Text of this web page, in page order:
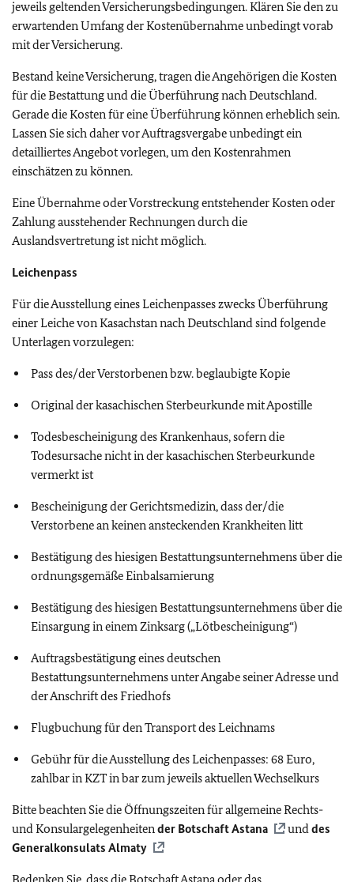
jeweils geltenden Versicherungsbedingungen. Klären Sie den zu
erwartenden Umfang der Kostenübernahme unbedingt vorab
mit der Versicherung.
Bestand keine Versicherung, tragen die Angehörigen die Kosten
für die Bestattung und die Überführung nach Deutschland.
Gerade die Kosten für eine Überführung können erheblich sein.
Lassen Sie sich daher vor Auftragsvergabe unbedingt ein
detailliertes Angebot vorlegen, um den Kostenrahmen
einschätzen zu können.
Eine Übernahme oder Vorstreckung entstehender Kosten oder
Zahlung ausstehender Rechnungen durch die
Auslandsvertretung ist nicht möglich.
Leichenpass
Für die Ausstellung eines Leichenpasses zwecks Überführung
einer Leiche von Kasachstan nach Deutschland sind folgende
Unterlagen vorzulegen:
Pass des/der Verstorbenen bzw. beglaubigte Kopie
Original der kasachischen Sterbeurkunde mit Apostille
Todesbescheinigung des Krankenhaus, sofern die
Todesursache nicht in der kasachischen Sterbeurkunde
vermerkt ist
Bescheinigung der Gerichtsmedizin, dass der/die
Verstorbene an keinen ansteckenden Krankheiten litt
Bestätigung des hiesigen Bestattungsunternehmens über die
ordnungsgemäße Einbalsamierung
Bestätigung des hiesigen Bestattungsunternehmens über die
Einsargung in einem Zinksarg („Lötbescheinigung“)
Auftragsbestätigung eines deutschen
Bestattungsunternehmens unter Angabe seiner Adresse und
der Anschrift des Friedhofs
Flugbuchung für den Transport des Leichnams
Gebühr für die Ausstellung des Leichenpasses: 68 Euro,
zahlbar in KZT in bar zum jeweils aktuellen Wechselkurs
Bitte beachten Sie die Öffnungszeiten für allgemeine Rechts-
und Konsulargelegenheitender Botschaft Astana unddes
Generalkonsulats Almaty